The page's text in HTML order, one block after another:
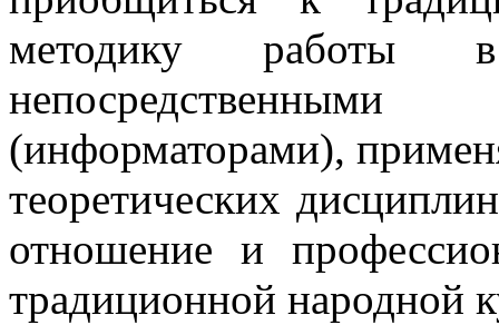
методику работы
(информаторами),
теоретических
отношение и
традиционной народной